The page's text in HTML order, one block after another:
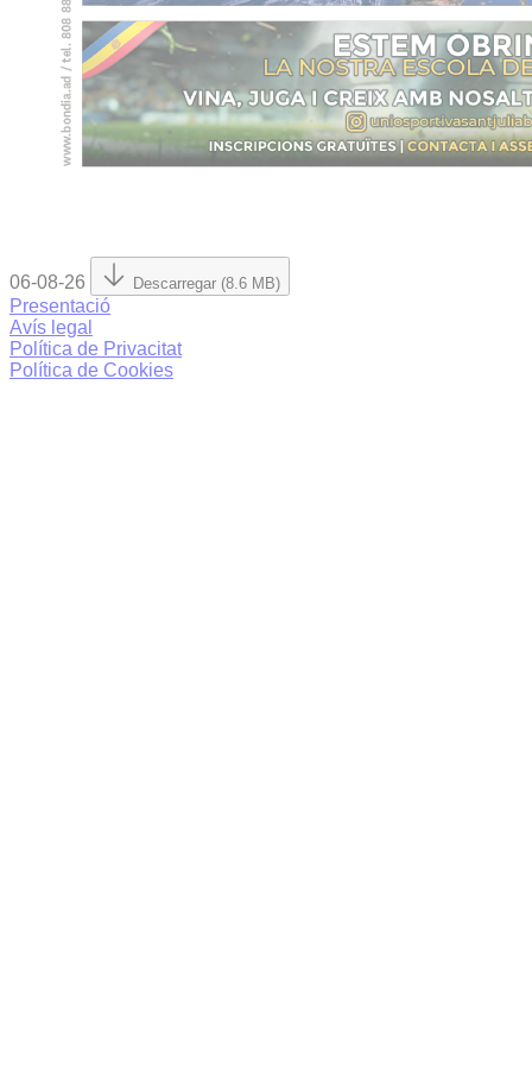
06-08-26 Descarregar (8.6 MB)
Presentació
Avís legal
Política de Privacitat
Política de Cookies